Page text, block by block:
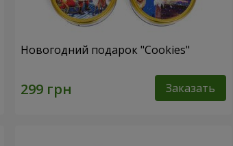
Новогодний подарок "Cookies"
Заказать